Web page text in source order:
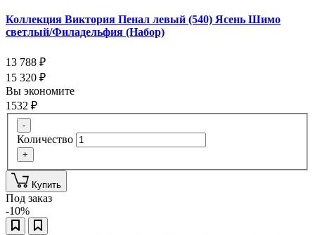
Коллекция Виктория Пенал левый (540) Ясень Шимо
светлый/Филадельфия (Набор)
13 788 ₽
15 320 ₽
Вы экономите
1532 ₽
-
Количество
+
Купить
Под заказ
-10%